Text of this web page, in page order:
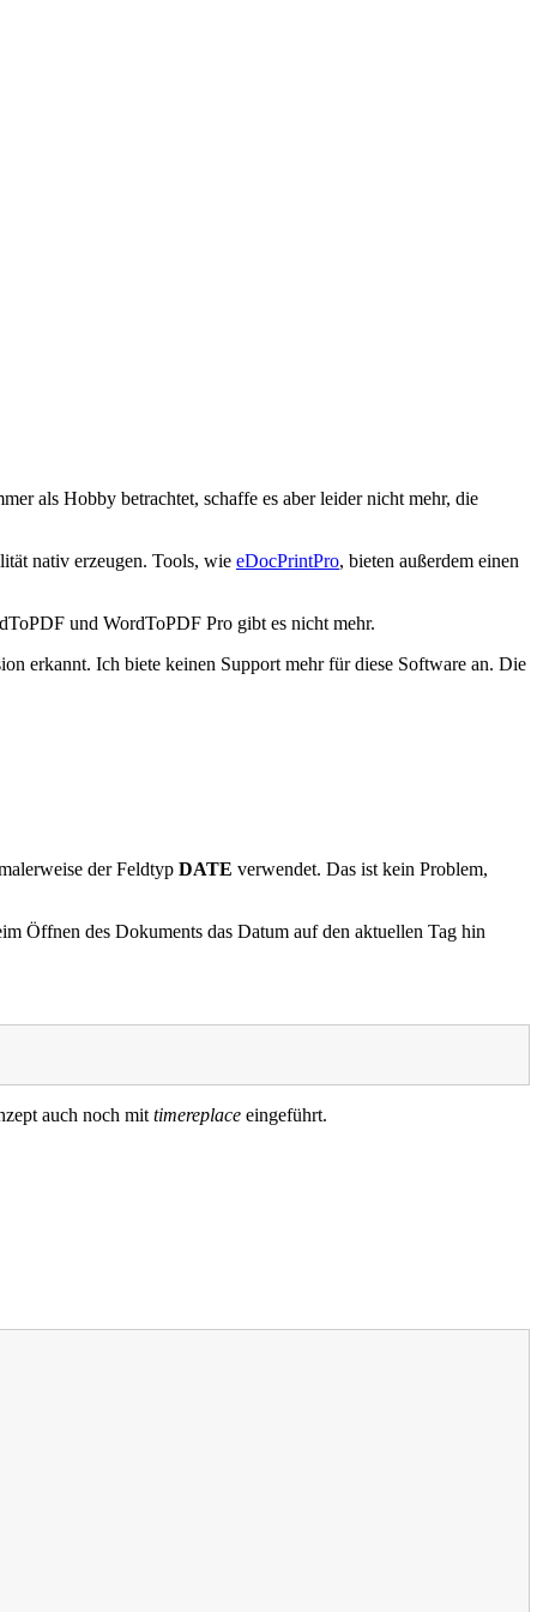
als Hobby betrachtet, schaffe es aber leider nicht mehr, die
nativ erzeugen. Tools, wie eDocPrintPro, bieten außerdem einen
und WordToPDF Pro gibt es nicht mehr.
erkannt. Ich biete keinen Support mehr für diese Software an. Die
der Feldtyp DATE verwendet. Das ist kein Problem,
Öffnen des Dokuments das Datum auf den aktuellen Tag hin
auch noch mit timereplace eingeführt.